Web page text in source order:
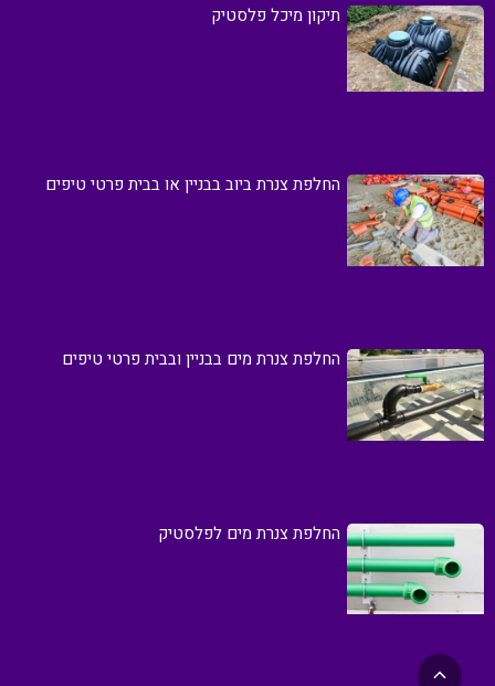
תיקון מיכל פלסטיק
החלפת צנרת ביוב בבניין או בבית פרטי טיפים
החלפת צנרת מים בבניין ובבית פרטי טיפים
החלפת צנרת מים לפלסטיק